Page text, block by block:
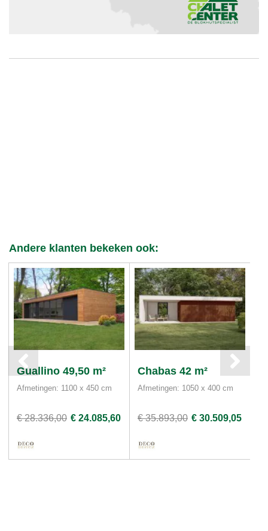
Andere klanten bekeken ook:
Guallino 49,50 m²
Afmetingen: 1100 x 450 cm
€ 28.336,00 € 24.085,60
Chabas 42 m²
Afmetingen: 1050 x 400 cm
€ 35.893,00 € 30.509,05